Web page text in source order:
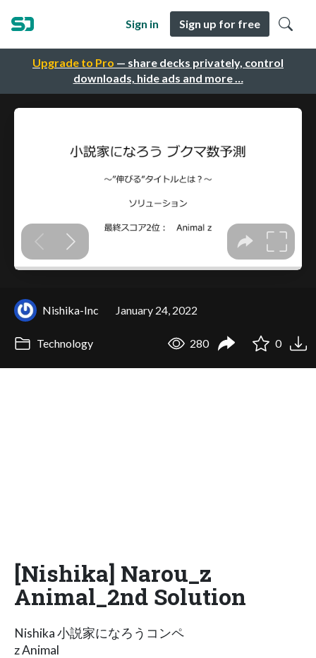
Upgrade to Pro — share decks privately, control
downloads, hide ads and more …
Sign in Sign up for free
Nishika-Inc January 24, 2022
Technology 280 0
[Nishika] Narou_z
Animal_2nd Solution
Nishika 小説家になろうコンペ
z Animal